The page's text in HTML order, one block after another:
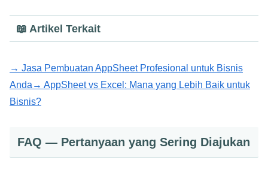
📖 Artikel Terkait
→ Jasa Pembuatan AppSheet Profesional untuk Bisnis
Anda → AppSheet vs Excel: Mana yang Lebih Baik untuk
Bisnis?
FAQ — Pertanyaan yang Sering Diajukan